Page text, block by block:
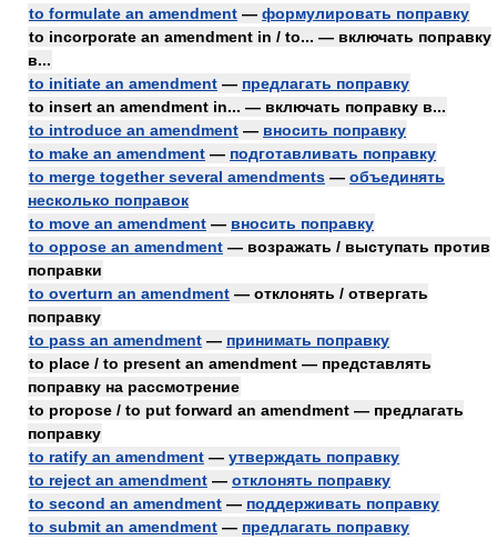
to formulate an amendment — формулировать поправку
to incorporate an amendment in / to... — включать поправку
в...
to initiate an amendment — предлагать поправку
to insert an amendment in... — включать поправку в...
to introduce an amendment — вносить поправку
to make an amendment — подготавливать поправку
to merge together several amendments — объединять
несколько поправок
to move an amendment — вносить поправку
to oppose an amendment — возражать / выступать против
поправки
to overturn an amendment — отклонять / отвергать
поправку
to pass an amendment — принимать поправку
to place / to present an amendment — представлять
поправку на рассмотрение
to propose / to put forward an amendment — предлагать
поправку
to ratify an amendment — утверждать поправку
to reject an amendment — отклонять поправку
to second an amendment — поддерживать поправку
to submit an amendment — предлагать поправку